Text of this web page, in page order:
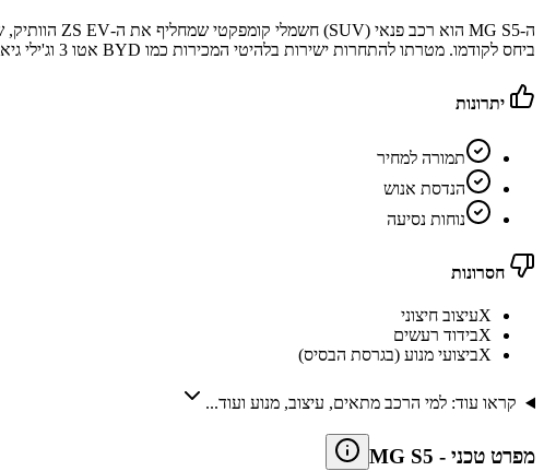
ביחס לקודמו. מטרתו להתחרות ישירות בלהיטי המכירות כמו BYD אטו 3 וג'ילי גיאומטרי C, תוך שהוא מציג בידול בדמות "שורשים אירופיים", הנדסת אנוש משופרת ומחיר אגרסיבי במיוחד לשנת 2026
יתרונות
תמורה למחיר
הנדסת אנוש
נוחות נסיעה
חסרונות
Xעיצוב חיצוני
Xבידוד רעשים
Xביצועי מנוע (בגרסת הבסיס)
קראו עוד: למי הרכב מתאים, עיצוב, מנוע ועוד...
מפרט טכני -
MG S5